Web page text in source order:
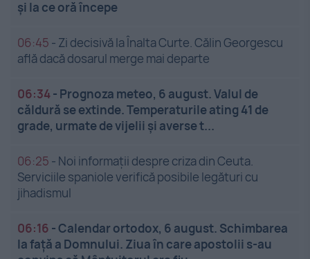
și la ce oră începe
06:45 - Zi decisivă la Înalta Curte. Călin Georgescu
află dacă dosarul merge mai departe
06:34- Prognoza meteo, 6 august. Valul de
căldură se extinde. Temperaturile ating 41 de
grade, urmate de vijelii și averse t...
06:25 - Noi informații despre criza din Ceuta.
Serviciile spaniole verifică posibile legături cu
jihadismul
06:16 -Calendar ortodox, 6 august. Schimbarea
la față a Domnului. Ziua în care apostolii s-au